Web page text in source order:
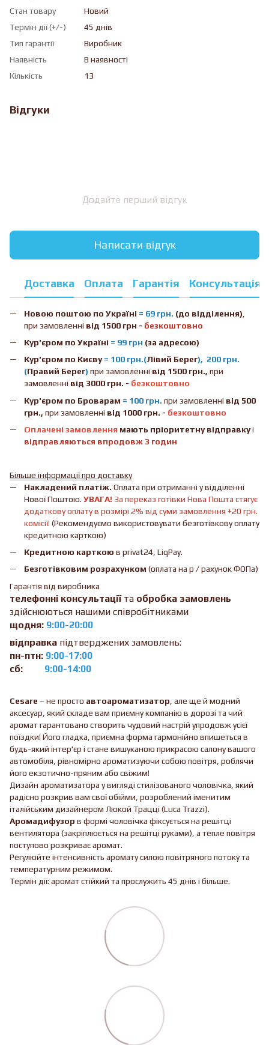
Стан товару
Новий
Термін дії (+/-)
45 днів
Тип гарантії
Виробник
Наявність
В наявності
Кількість
13
Відгуки
Додайте перший відгук
Написати відгук
Доставка Оплата Гарантія Консультація
Новою поштою по Україні = 69 грн. (до відділення)
при замовленні від 1500 грн - безкоштовно
Кур'єром по Україні = 99 грн (за адресою)
Кур'єром по Києву= 100 грн.(Лівий Берег), 200 грн.
(Правий Берег) при замовленні від 1500 грн., при
замовленні від 3000 грн. - безкоштовно
Кур'єром по Броварам = 100 грн. при замовленні від 500
грн., при замовленні від 1000 грн. - безкоштовно
Оплачені замовлення мають пріоритетну відправкуі
відправляються впродовж 3 годин
Більше інформації про доставку
Накладений платіж. Оплата при отриманні у відділенні
Нової Поштою. УВАГА! За переказ готівки Нова Пошта стягує
додаткову оплату в розмірі 2% від суми замовлення +20 грн.
комісії! (Рекомендуємо використовувати безготівкову оплату
кредитною карткою)
Кредитною карткою в privat24, LiqPay.
Безготівковим розрахунком (оплата на р / рахунок ФОПа)
Гарантія від виробника
телефонні консультації та обробка замовлень
здійснюються нашими співробітниками
щодня: 9:00-20:00
відправка підтверджених замовлень:
пн-птн: 9:00-17:00
сб:
9:00-14:00
Сesare – не просто автоароматизатор , але ще й модний
аксесуар, який складе вам приємну компанію в дорозі та чий
аромат гарантовано створить чудовий настрій упродовж усієї
поїздки! Його гладка, приємна форма гармонійно впишеться в
будь-який інтер'єр і стане вишуканою прикрасою салону вашого
автомобіля, рівномірно ароматизуючи собою повітря, роблячи
його екзотично-пряним або свіжим!
Дизайн ароматизатора у вигляді стилізованого чоловічка, який
радісно розкрив вам свої обійми, розроблений іменитим
італійським дизайнером Люкой Трацці (Luca Trazzi).
Аромадифузор в формі чоловічка фіксується на решітці
вентилятора (закріплюється на решітці руками), а тепле повітря
поступово розкриває аромат.
Регулюйте інтенсивність аромату силою повітряного потоку та
температурним режимом.
Термін дії: аромат стійкий та прослужить 45 днів і більше.